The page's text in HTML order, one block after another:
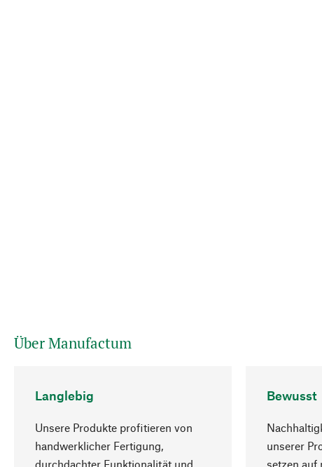
Über Manufactum
Langlebig
Unsere Produkte profitieren von
handwerklicher Fertigung,
durchdachter Funktionalität und
Bewusst
unserer
setzen